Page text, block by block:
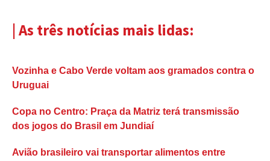
| As três notícias mais lidas:
Vozinha e Cabo Verde voltam aos gramados contra o
Uruguai
Copa no Centro: Praça da Matriz terá transmissão
dos jogos do Brasil em Jundiaí
Avião brasileiro vai transportar alimentos entre